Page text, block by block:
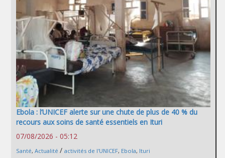
Ebola : l’UNICEF alerte sur une chute de plus de 40 % du
recours aux soins de santé essentiels en Ituri
07/08/2026 - 05:12
Santé, Actualité / activités de l'UNICEF, Ebola, Ituri